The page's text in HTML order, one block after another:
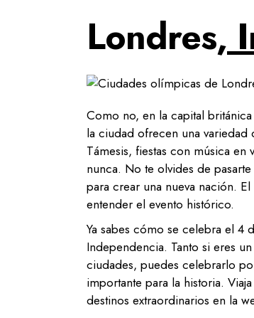
Londres,
Como no, en la capital
la ciudad ofrecen una
Támesis, fiestas con música
nunca. No te olvides de
para crear una nueva nación.
entender el evento histórico.
Ya sabes cómo se celebra el 4
Independencia. Tanto si eres
ciudades, puedes celebrarlo
importante para la historia.
destinos extraordinarios en la